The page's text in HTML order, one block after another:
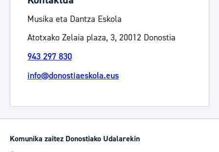
Musika eta Dantza Eskola
Atotxako Zelaia plaza, 3, 20012 Donostia
943 297 830
info@donostiaeskola.eus
Komunika zaitez Donostiako Udalarekin